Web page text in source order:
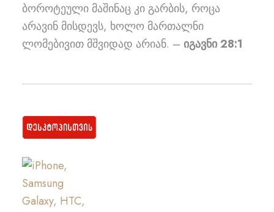
ბოროტეული მაშინაც კი გარბის, როცა
არავინ მისდევს, ხოლო მართალნი
ლომებივით მშვიდად არიან. – იგავნი 28:1